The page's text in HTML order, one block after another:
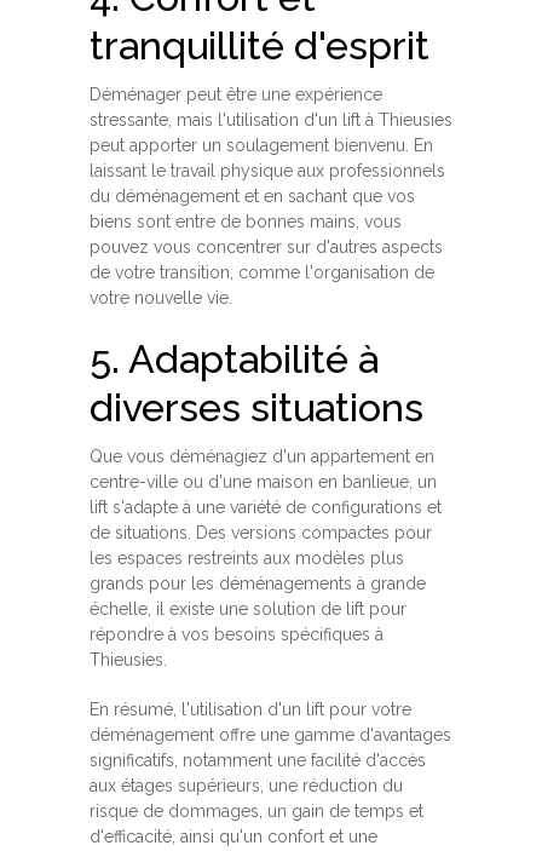
tranquillité d'esprit
Déménager peut être une expérience
stressante, mais l'utilisation d'un lift à Thieusies
peut apporter un soulagement bienvenu. En
laissant le travail physique aux professionnels
du déménagement et en sachant que vos
biens sont entre de bonnes mains, vous
pouvez vous concentrer sur d'autres aspects
de votre transition, comme l'organisation de
votre nouvelle vie.
5. Adaptabilité à
diverses situations
Que vous déménagiez d'un appartement en
centre-ville ou d'une maison en banlieue, un
lift s'adapte à une variété de configurations et
de situations. Des versions compactes pour
les espaces restreints aux modèles plus
grands pour les déménagements à grande
échelle, il existe une solution de lift pour
répondre à vos besoins spécifiques à
Thieusies.
En résumé, l'utilisation d'un lift pour votre
déménagement offre une gamme d'avantages
significatifs, notamment une facilité d'accès
aux étages supérieurs, une réduction du
risque de dommages, un gain de temps et
d'efficacité, ainsi qu'un confort et une